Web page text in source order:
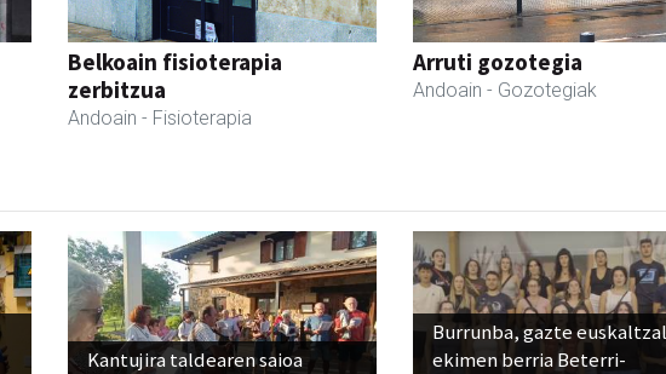
Belkoain fisioterapia
zerbitzua
Andoain - Fisioterapia
Arruti gozotegia
Andoain - Gozotegiak
Kantujira taldearen saioa
Burrunba, gazte
ekimen berria Beterri-